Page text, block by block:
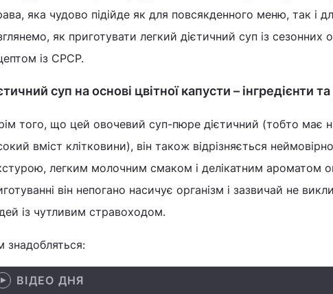
яка чудово підійде як для повсякденного меню, так і
як приготувати легкий дієтичний суп із сезонних
із СРСР.
суп на основі цвітної капусти – інгредієнти
того, що цей овочевий суп-пюре дієтичний (тобто має
вміст клітковини), він також відрізняється
легким молочним смаком і делікатним ароматом
він непогано насичує організм і зазвичай не
із чутливим стравоходом.
знадобляться:
ВІДЕО ДНЯ